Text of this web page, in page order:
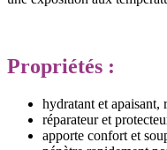
Propriétés :
hydratant et apaisant,
réparateur et
apporte confort et